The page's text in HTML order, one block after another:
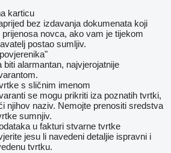
karticu
bez izdavanja dokumenata koji
novca, ako vam je tijekom
postao sumljiv.
biti alarmantan, najvjerojatnije
s sličnim imenom
se mogu prikriti iza poznatih tvrtki,
njihov naziv. Nemojte prenositi sredstva
sumnjiv.
u fakturi stvarne tvrtke
jesu li navedeni detaljie ispravni i
tvrtku.